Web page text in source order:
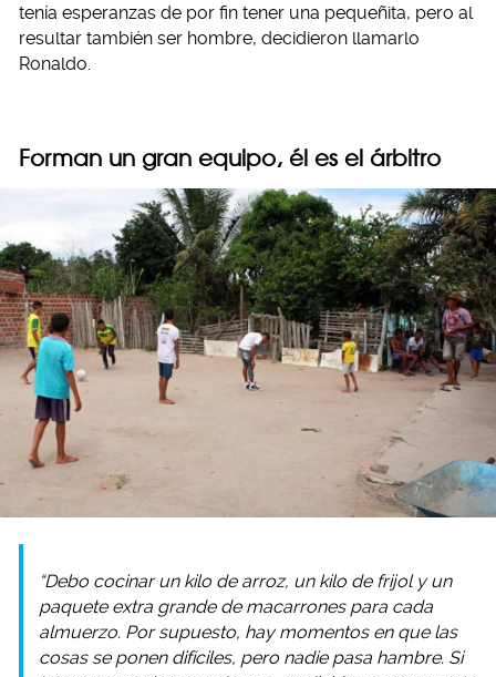
tenía esperanzas de por fin tener una pequeñita, pero al
resultar también ser hombre, decidieron llamarlo
Ronaldo.
Forman un gran equipo, él es el árbitro
“Debo cocinar un kilo de arroz, un kilo de frijol y un
paquete extra grande de macarrones para cada
almuerzo. Por supuesto, hay momentos en que las
cosas se ponen difíciles, pero nadie pasa hambre. Si